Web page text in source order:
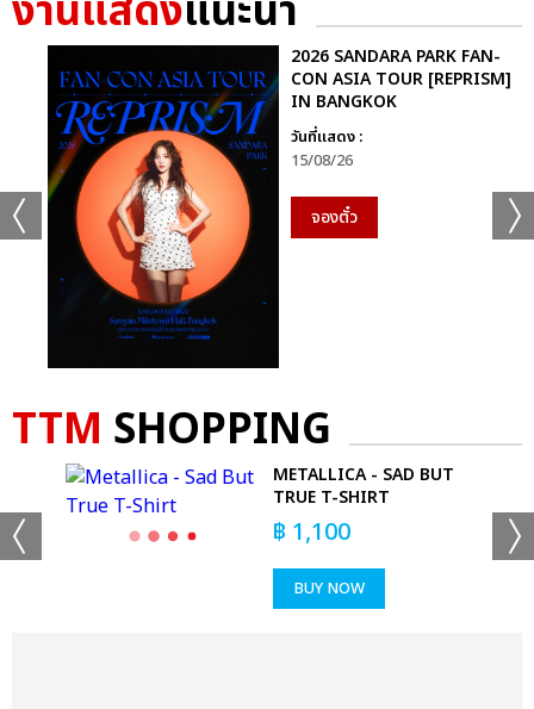
2026 SANDARA PARK FAN-
CON ASIA TOUR [REPRISM]
IN BANGKOK
วันที่แสดง :
15/08/26
จองตั๋ว
TTM SHOPPING
METALLICA - SAD BUT
TRUE T-SHIRT
฿ 1,100
BUY NOW